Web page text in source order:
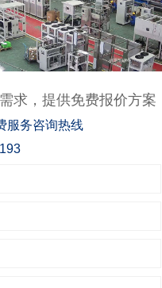
求，提供免费报价方案
服务咨询热线